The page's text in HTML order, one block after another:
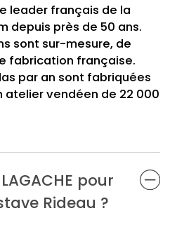
leader français de la
depuis près de 50 ans.
sont sur-mesure, de
fabrication française.
par an sont fabriquées
atelier vendéen de 22 000
pour
Rideau ?